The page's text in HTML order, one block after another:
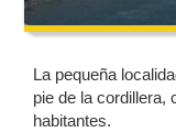
La pequeña
pie de la cordillera,
habitantes.